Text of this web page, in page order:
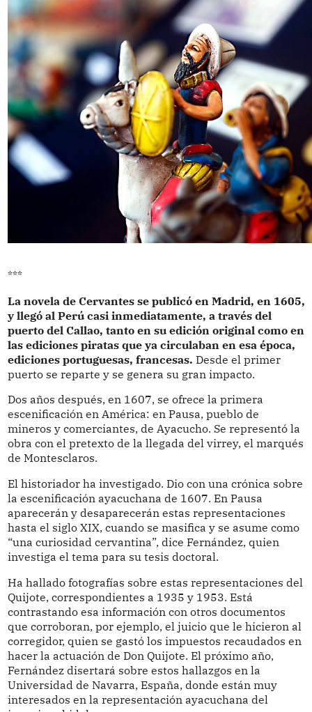
***
La novela de Cervantes se publicó en Madrid, en 1605,
y llegó al Perú casi inmediatamente, a través del
puerto del Callao, tanto en su edición original como en
las ediciones piratas que ya circulaban en esa época,
ediciones portuguesas, francesas. Desde el primer
puerto se reparte y se genera su gran impacto.
Dos años después, en 1607, se ofrece la primera
escenificación en América: en Pausa, pueblo de
mineros y comerciantes, de Ayacucho. Se representó la
obra con el pretexto de la llegada del virrey, el marqués
de Montesclaros.
El historiador ha investigado. Dio con una crónica sobre
la escenificación ayacuchana de 1607. En Pausa
aparecerán y desaparecerán estas representaciones
hasta el siglo XIX, cuando se masifica y se asume como
“una curiosidad cervantina”, dice Fernández, quien
investiga el tema para su tesis doctoral.
Ha hallado fotografías sobre estas representaciones del
Quijote, correspondientes a 1935 y 1953. Está
contrastando esa información con otros documentos
que corroboran, por ejemplo, el juicio que le hicieron al
corregidor, quien se gastó los impuestos recaudados en
hacer la actuación de Don Quijote. El próximo año,
Fernández disertará sobre estos hallazgos en la
Universidad de Navarra, España, donde están muy
interesados en la representación ayacuchana del